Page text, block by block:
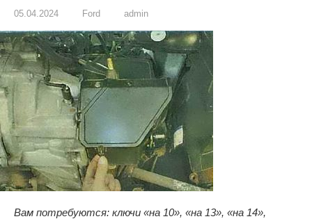
05.04.2024 Ford admin
Вам потребуются: ключи «на 10», «на 13», «на 14»,